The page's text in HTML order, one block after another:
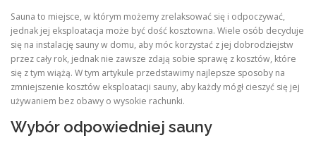
Sauna to miejsce, w którym możemy zrelaksować się i odpoczywać,
jednak jej eksploatacja może być dość kosztowna. Wiele osób decyduje
się na instalację sauny w domu, aby móc korzystać z jej dobrodziejstw
przez cały rok, jednak nie zawsze zdają sobie sprawę z kosztów, które
się z tym wiążą. W tym artykule przedstawimy najlepsze sposoby na
zmniejszenie kosztów eksploatacji sauny, aby każdy mógł cieszyć się jej
używaniem bez obawy o wysokie rachunki.
Wybór odpowiedniej sauny